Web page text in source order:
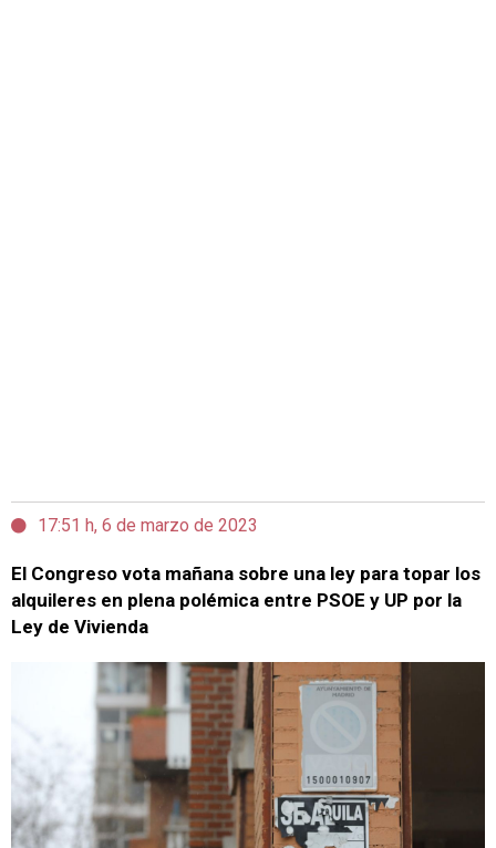
17:51 h, 6 de marzo de 2023
El Congreso vota mañana sobre una ley para topar los
alquileres en plena polémica entre PSOE y UP por la
Ley de Vivienda